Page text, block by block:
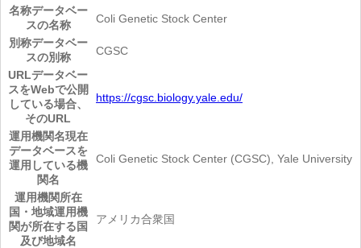
名称データベー
スの名称
Coli Genetic Stock Center
別称データベー
スの別称
CGSC
URLデータベー
スをWebで公開
している場合、
そのURL
https://cgsc.biology.yale.edu/
運用機関名現在
データベースを
運用している機
関名
Coli Genetic Stock Center (CGSC), Yale University
運用機関所在
国・地域運用機
関が所在する国
及び地域名
アメリカ合衆国